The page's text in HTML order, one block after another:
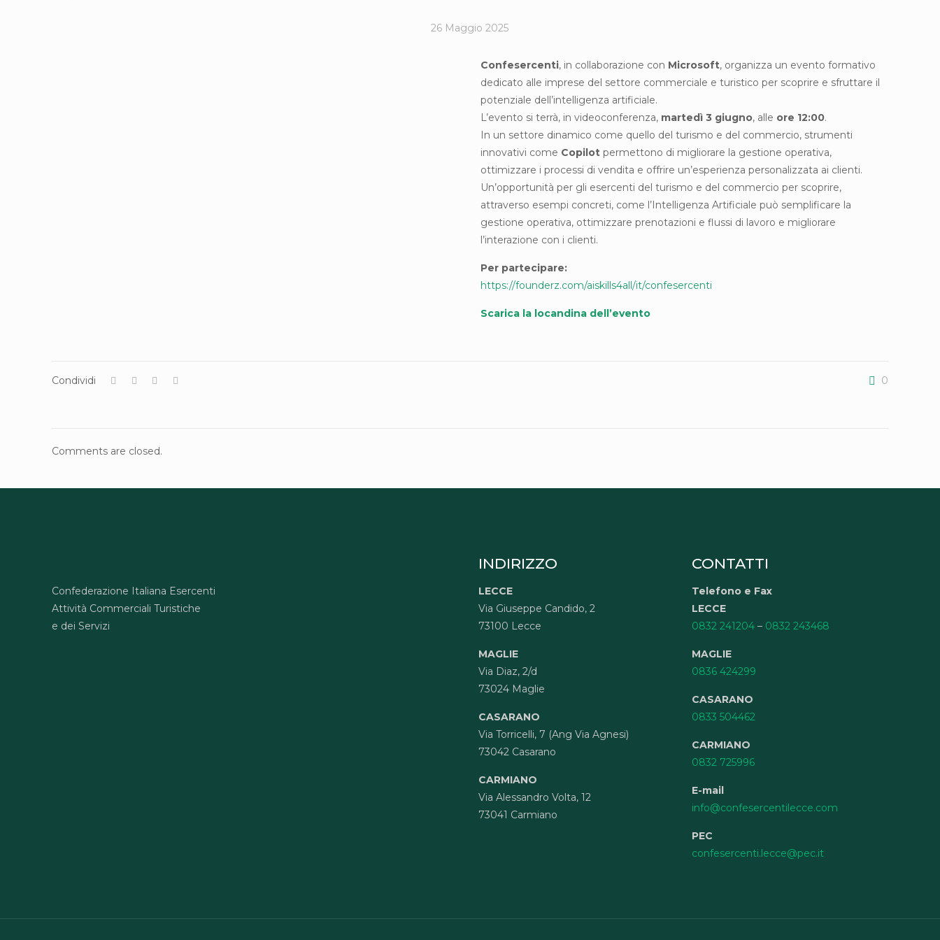
26 Maggio 2025
Confesercenti, in collaborazione con Microsoft, organizza un evento formativo
dedicato alle imprese del settore commerciale e turistico per scoprire e sfruttare il
potenziale dell’intelligenza artificiale.
L’evento si terrà, in videoconferenza, martedì 3 giugno, alle ore 12:00.
In un settore dinamico come quello del turismo e del commercio, strumenti
innovativi come Copilot permettono di migliorare la gestione operativa,
ottimizzare i processi di vendita e offrire un’esperienza personalizzata ai clienti.
Un’opportunità per gli esercenti del turismo e del commercio per scoprire,
attraverso esempi concreti, come l’Intelligenza Artificiale può semplificare la
gestione operativa, ottimizzare prenotazioni e flussi di lavoro e migliorare
l’interazione con i clienti.
Per partecipare:
https://founderz.com/aiskills4all/it/confesercenti
Scarica la locandina dell’evento
Condividi 0
Comments are closed.
Confederazione Italiana Esercenti
Attività Commerciali Turistiche
e dei Servizi
INDIRIZZO
LECCE
Via Giuseppe Candido, 2
73100 Lecce
MAGLIE
Via Diaz, 2/d
73024 Maglie
CASARANO
Via Torricelli, 7 (Ang Via Agnesi)
73042 Casarano
CARMIANO
Via Alessandro Volta, 12
73041 Carmiano
CONTATTI
Telefono e Fax
LECCE
0832 241204 – 0832 243468
MAGLIE
0836 424299
CASARANO
0833 504462
CARMIANO
0832 725996
E-mail
info@confesercentilecce.com
PEC
confesercenti.lecce@pec.it